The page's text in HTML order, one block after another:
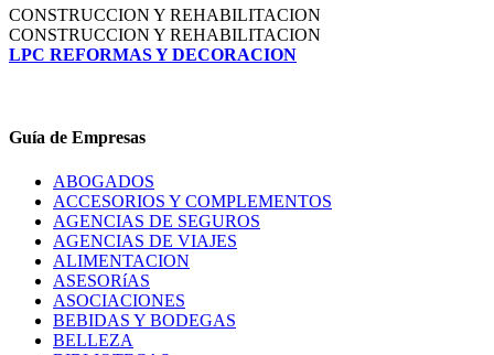
CONSTRUCCION Y REHABILITACION
CONSTRUCCION Y REHABILITACION
LPC REFORMAS Y DECORACION
Guía de Empresas
ABOGADOS
ACCESORIOS Y COMPLEMENTOS
AGENCIAS DE SEGUROS
AGENCIAS DE VIAJES
ALIMENTACION
ASESORíAS
ASOCIACIONES
BEBIDAS Y BODEGAS
BELLEZA